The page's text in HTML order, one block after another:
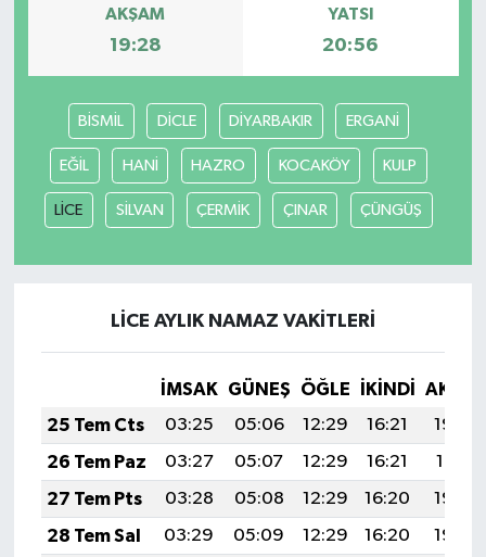
AKŞAM
19:28
YATSI
20:56
BİSMİL DİCLE DİYARBAKIR ERGANİ
EĞİL HANİ HAZRO KOCAKÖY KULP
LİCE SİLVAN ÇERMİK ÇINAR ÇÜNGÜŞ
LİCE AYLIK NAMAZ VAKITLERI
İMSAK GÜNEŞ ÖĞLE İKINDI
25 Tem Cts
03:25 05:06 12:29 16:21
19:42
26 Tem Paz
03:27 05:07 12:29 16:21
19:41
27 Tem Pts
03:28 05:08 12:29 16:20
19:40
28 Tem Sal
03:29 05:09 12:29 16:20
19:39
Tarım
Güvenlik
Resmi İlanlar